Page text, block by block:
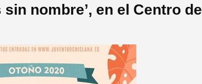
nombre’, en el Centro de